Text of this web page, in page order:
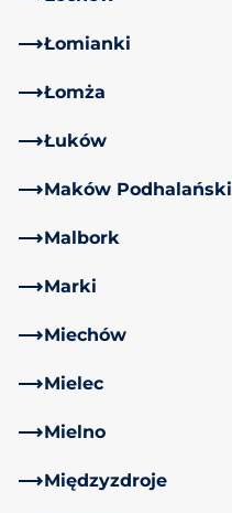
Łomianki
Łomża
Łuków
Maków Podhalański
Malbork
Marki
Miechów
Mielec
Mielno
Międzyzdroje